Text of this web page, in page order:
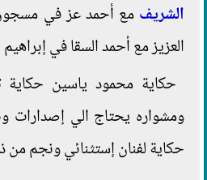
الشريف مع أحمد عز في
العزيز مع أحمد السقا في
حكاية محمود ياسين حكاية
ومشواره يحتاج الي إصدارات
حكاية لفنان إستثنائي ونجم